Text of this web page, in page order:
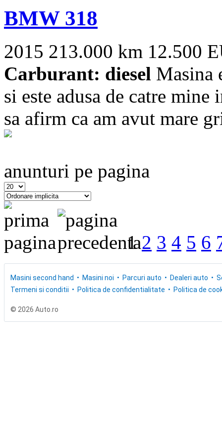
BMW 318
2015 213.000 km 12.500
Carburant: diesel Masina
si este adusa de catre
sa afirm ca am avut mare
anunturi pe pagina
1 2 3 4 5 6
Masini second hand Masini noi Parcuri auto Dealeri auto
Termeni si conditii
Politica de confidentialitate Politica de
© 2026 Auto.ro